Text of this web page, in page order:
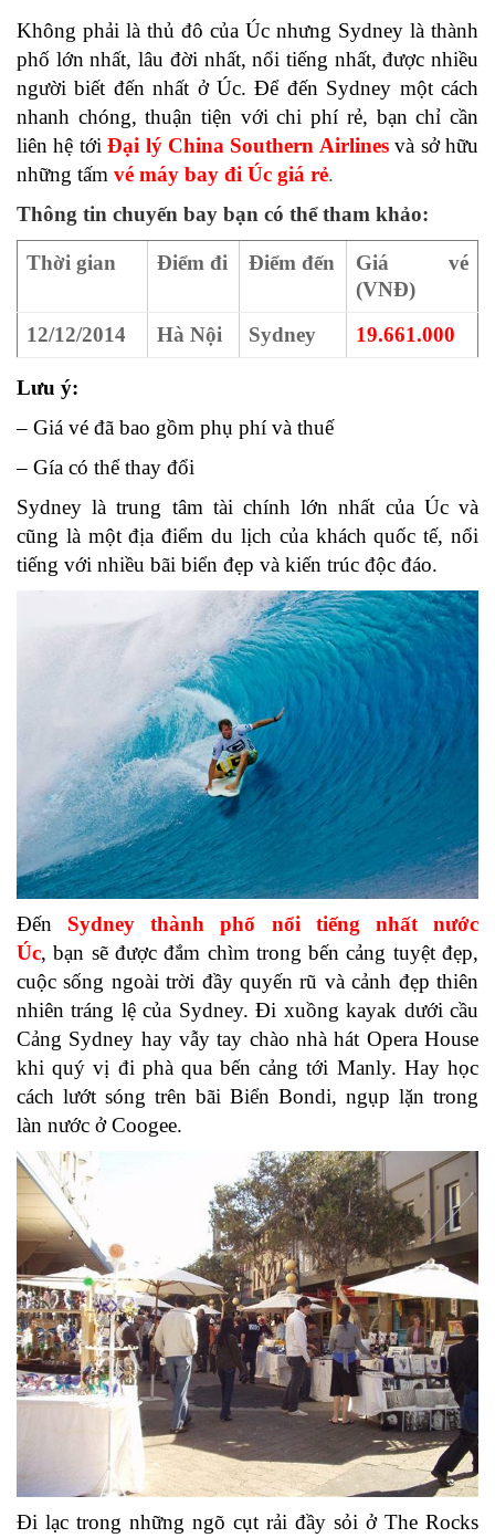
Không phải là thủ đô của Úc nhưng Sydney là thành
phố lớn nhất, lâu đời nhất, nổi tiếng nhất, được nhiều
người biết đến nhất ở Úc. Để đến Sydney một cách
nhanh chóng, thuận tiện với chi phí rẻ, bạn chỉ cần
liên hệ tới Đại lý China Southern Airlines và sở hữu
những tấm vé máy bay đi Úc giá rẻ.
Thông tin chuyến bay bạn có thể tham khảo:
Thời gian Điểm đi Điểm đến
Giá vé
(VNĐ)
12/12/2014
Hà Nội Sydney 19.661.000
Lưu ý:
– Giá vé đã bao gồm phụ phí và thuế
– Gía có thể thay đổi
Sydney là trung tâm tài chính lớn nhất của Úc và
cũng là một địa điểm du lịch của khách quốc tế, nổi
tiếng với nhiều bãi biển đẹp và kiến trúc độc đáo.
Đến Sydney thành phố nổi tiếng nhất nước
Úc, bạn sẽ được đắm chìm trong bến cảng tuyệt đẹp,
cuộc sống ngoài trời đầy quyến rũ và cảnh đẹp thiên
nhiên tráng lệ của Sydney. Đi xuồng kayak dưới cầu
Cảng Sydney hay vẫy tay chào nhà hát Opera House
khi quý vị đi phà qua bến cảng tới Manly. Hay học
cách lướt sóng trên bãi Biển Bondi, ngụp lặn trong
làn nước ở Coogee.
Đi lạc trong những ngõ cụt rải đầy sỏi ở The Rocks